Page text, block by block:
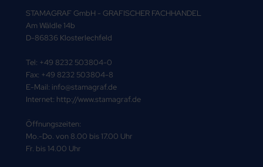
STAMAGRAF GmbH - GRAFISCHER FACHHANDEL
Am Wäldle 14b
D-86836 Klosterlechfeld
Tel: +49 8232 503804-0
Fax: +49 8232 503804-8
E-Mail: info@stamagraf.de
Internet: http://www.stamagraf.de
Öffnungszeiten:
Mo.-Do. von 8.00 bis 17.00 Uhr
Fr. bis 14.00 Uhr